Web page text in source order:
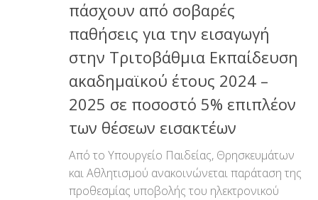
πάσχουν από σοβαρές
παθήσεις για την εισαγωγή
στην Τριτοβάθμια Εκπαίδευση
ακαδημαϊκού έτους 2024 –
2025 σε ποσοστό 5% επιπλέον
των θέσεων εισακτέων
Από το Υπουργείο Παιδείας, Θρησκευμάτων
και Αθλητισμού ανακοινώνεται παράταση της
προθεσμίας υποβολής του ηλεκτρονικού